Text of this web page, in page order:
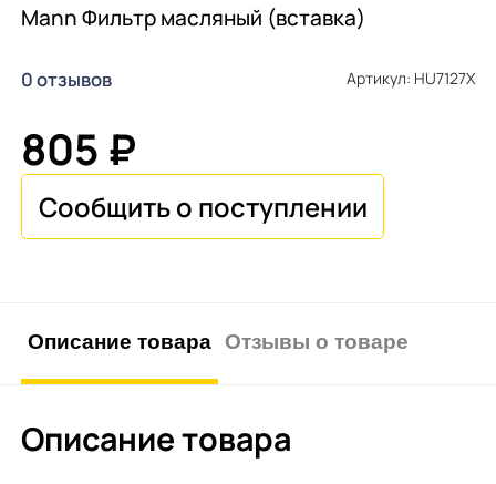
Mann Фильтр масляный (вставка)
0 отзывов Артикул: HU7127X
805 ₽
Описание товара Отзывы о товаре
Описание товара